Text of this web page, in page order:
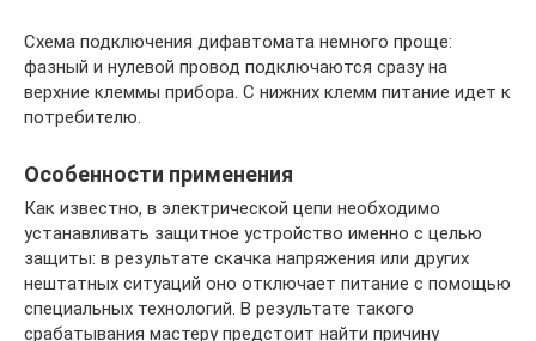
Схема подключения дифавтомата немного проще:
фазный и нулевой провод подключаются сразу на
верхние клеммы прибора. С нижних клемм питание идет к
потребителю.
Особенности применения
Как известно, в электрической цепи необходимо
устанавливать защитное устройство именно с целью
защиты: в результате скачка напряжения или других
нештатных ситуаций оно отключает питание с помощью
специальных технологий. В результате такого
срабатывания мастеру предстоит найти причину